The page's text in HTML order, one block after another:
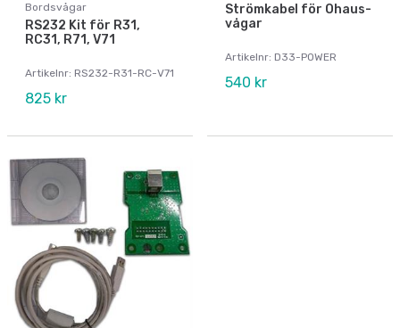
Bordsvågar
RS232 Kit för R31,
RC31, R71, V71
Artikelnr: RS232-R31-RC-V71
825 kr
Strömkabel för Ohaus-
vågar
Artikelnr: D33-POWER
540 kr